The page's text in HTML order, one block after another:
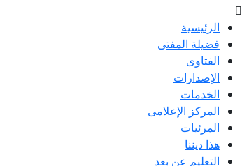
الرئيسية
فضيلة المفتى
الفتاوى
الإصدارات
الخدمات
المركز الإعلامى
المرئيات
هذا ديننا
التعليم عن بعد